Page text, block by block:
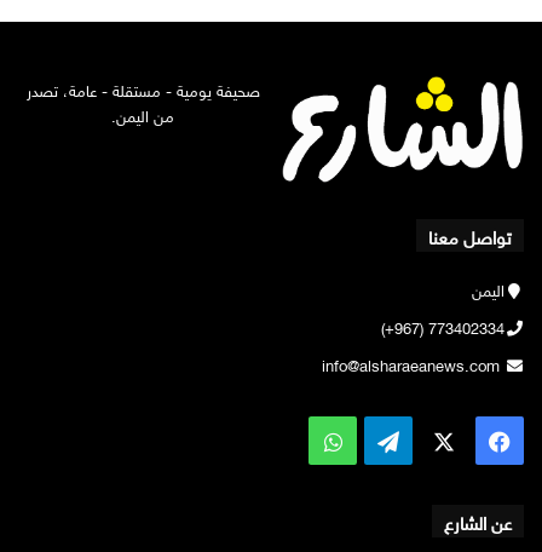
صحيفة يومية - مستقلة - عامة، تصدر
من اليمن.
تواصل معنا
اليمن
773402334 (967+)
info@alsharaeanews.com
فيسبوك تيلقرامواتساب
عن الشارع